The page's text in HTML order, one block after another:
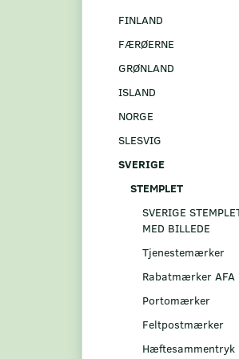
FINLAND
FÆRØERNE
GRØNLAND
ISLAND
NORGE
SLESVIG
SVERIGE
STEMPLET
SVERIGE
MED BILLEDE
Tjenestemærker
Rabatmærker
Portomærker
Feltpostmærker
Hæftesammentryk